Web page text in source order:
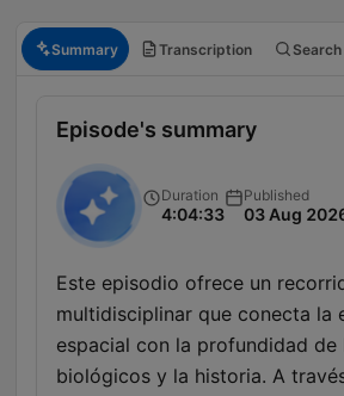
Summary Transcription Search
Episode's summary
Duration
4:04:33
Published
03 Aug
Este episodio ofrece un
multidisciplinar que conecta la
espacial con la profundidad de
biológicos y la historia. A